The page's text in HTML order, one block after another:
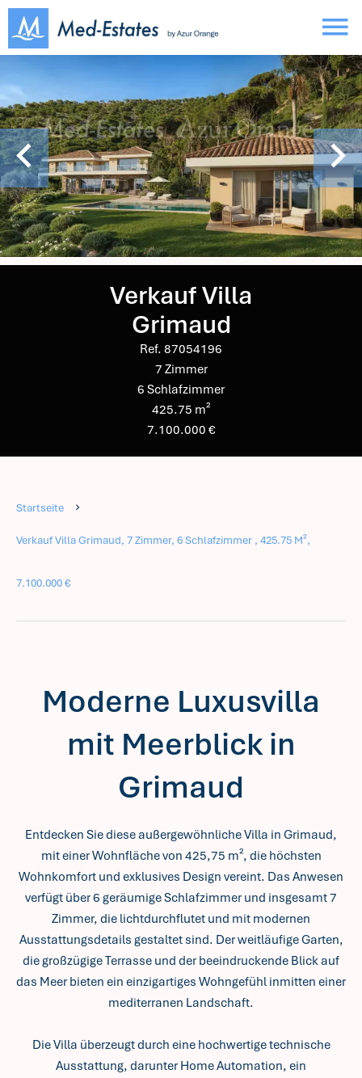
Verkauf Villa
Grimaud
Ref. 87054196
7 Zimmer
6 Schlafzimmer
425.75 m²
7.100.000 €
Startseite
Verkauf Villa Grimaud, 7 Zimmer, 6 Schlafzimmer , 425.75 M²,
7.100.000 €
Moderne Luxusvilla
mit Meerblick in
Grimaud
Entdecken Sie diese außergewöhnliche Villa in Grimaud,
mit einer Wohnfläche von 425,75 m², die höchsten
Wohnkomfort und exklusives Design vereint. Das Anwesen
verfügt über 6 geräumige Schlafzimmer und insgesamt 7
Zimmer, die lichtdurchflutet und mit modernen
Ausstattungsdetails gestaltet sind. Der weitläufige Garten,
die großzügige Terrasse und der beeindruckende Blick auf
das Meer bieten ein einzigartiges Wohngefühl inmitten einer
mediterranen Landschaft.
Die Villa überzeugt durch eine hochwertige technische
Ausstattung, darunter Home Automation, ein